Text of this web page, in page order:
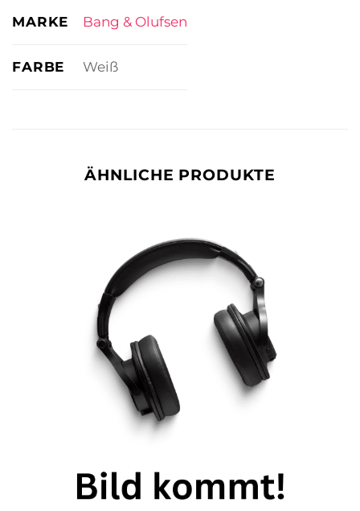
MARKE Bang & Olufsen
FARBE Weiß
ÄHNLICHE PRODUKTE